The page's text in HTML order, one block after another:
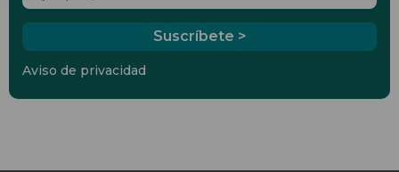
Aviso de privacidad